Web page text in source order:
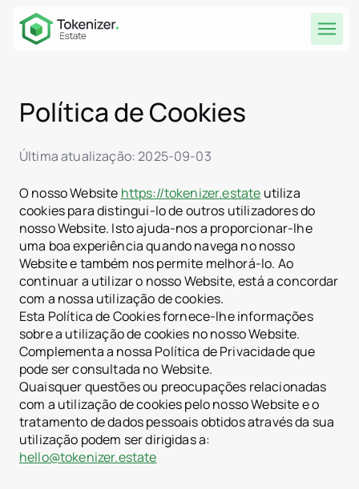
Política de Cookies
Última atualização: 2025‑09‑03
O nosso Website https://tokenizer.estate utiliza
cookies para distingui-lo de outros utilizadores do
nosso Website. Isto ajuda-nos a proporcionar-lhe
uma boa experiência quando navega no nosso
Website e também nos permite melhorá-lo. Ao
continuar a utilizar o nosso Website, está a concordar
com a nossa utilização de cookies.
Esta Política de Cookies fornece-lhe informações
sobre a utilização de cookies no nosso Website.
Complementa a nossa Política de Privacidade que
pode ser consultada no Website.
Quaisquer questões ou preocupações relacionadas
com a utilização de cookies pelo nosso Website e o
tratamento de dados pessoais obtidos através da sua
utilização podem ser dirigidas a:
hello@tokenizer.estate